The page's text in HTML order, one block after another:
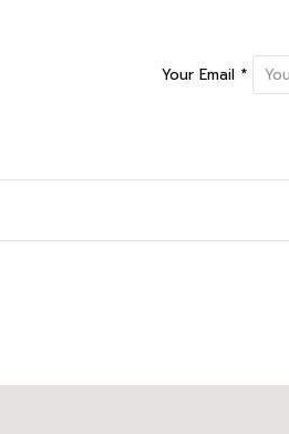
Your Email *